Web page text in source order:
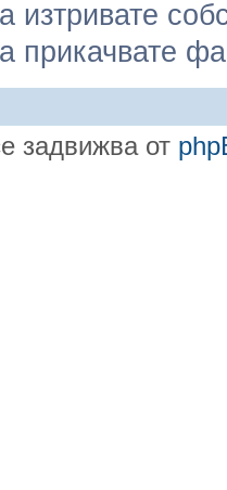
изтривате
прикачвате
задвижва от